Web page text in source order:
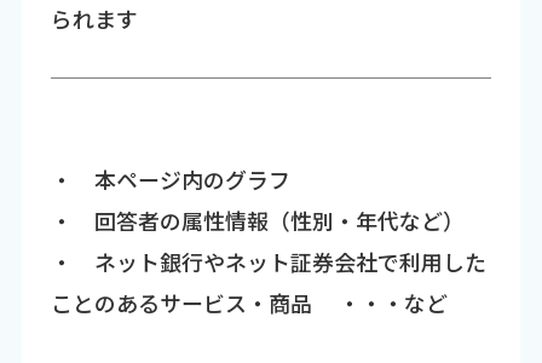
られます
・ 本ページ内のグラフ
・ 回答者の属性情報（性別・年代など）
・ ネット銀行やネット証券会社で利用した
ことのあるサービス・商品 ・・・など